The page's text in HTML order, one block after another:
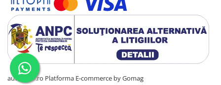
autodeco.ro Platforma E-commerce by Gomag